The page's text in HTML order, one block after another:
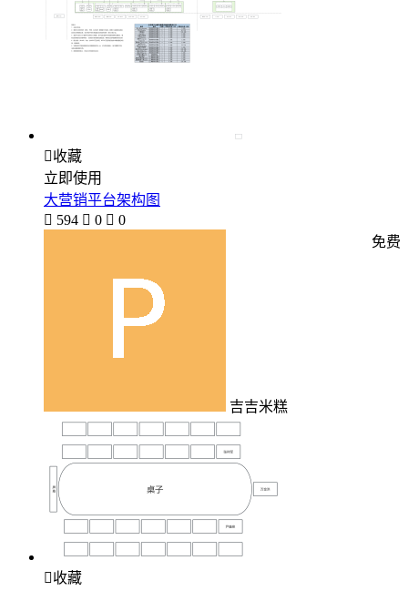
收藏
立即使用
大营销平台架构图
 594  0  0
吉吉米糕
免费
收藏